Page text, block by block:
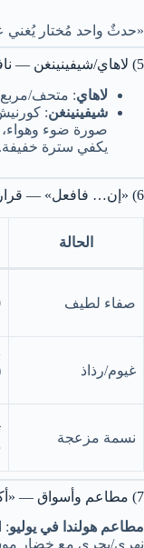
«حدثٌ واحد مُختار
5) لاهاي/شيفينينغن — نافذة بحرية بدون «يوم شاطئ»
لاهاي: متحف/مربع
شيفينينغن:
صورة ضوء وهواء،
يكفي سترة خفيفة.
6) «إن… فافعل» — قرارات فورية بدل التخمين
الحالة
صفاء لطيف
غيوم/رذاذ
نسمة مزعجة
7) مطاعم وأسواق — «أكلٌ يُساعدك لا يُبطّئك»
مطاعم هولندا في يوليو:
نهري/بحري مع خضار